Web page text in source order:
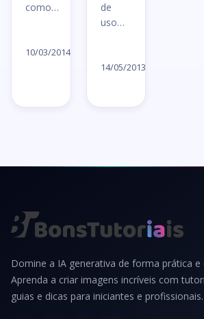
como…
10/03/2014
de
uso…
14/05/2013
Domine a IA generativa de forma prática e
Aprenda a criar imagens incríveis com
guias e dicas para iniciantes e profissionais.